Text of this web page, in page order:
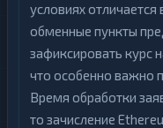
условиях
обменные пункты
зафиксировать курс
что особенно важно
Время обработки
то зачисление